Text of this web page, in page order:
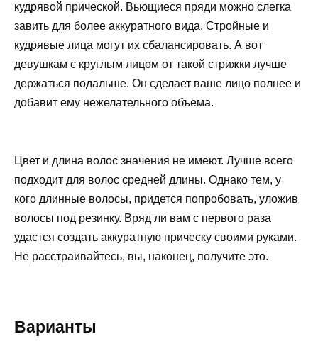
кудрявой прической. Вьющиеся пряди можно слегка
завить для более аккуратного вида. Стройные и
кудрявые лица могут их сбалансировать. А вот
девушкам с круглым лицом от такой стрижки лучше
держаться подальше. Он сделает ваше лицо полнее и
добавит ему нежелательного объема.
Цвет и длина волос значения не имеют. Лучше всего
подходит для волос средней длины. Однако тем, у
кого длинные волосы, придется попробовать, уложив
волосы под резинку. Вряд ли вам с первого раза
удастся создать аккуратную прическу своими руками.
Не расстраивайтесь, вы, наконец, получите это.
Варианты